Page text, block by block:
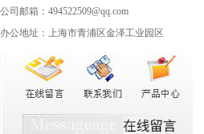
公司邮箱：494522509@qq.com
办公地址：上海市青浦区金泽工业园区